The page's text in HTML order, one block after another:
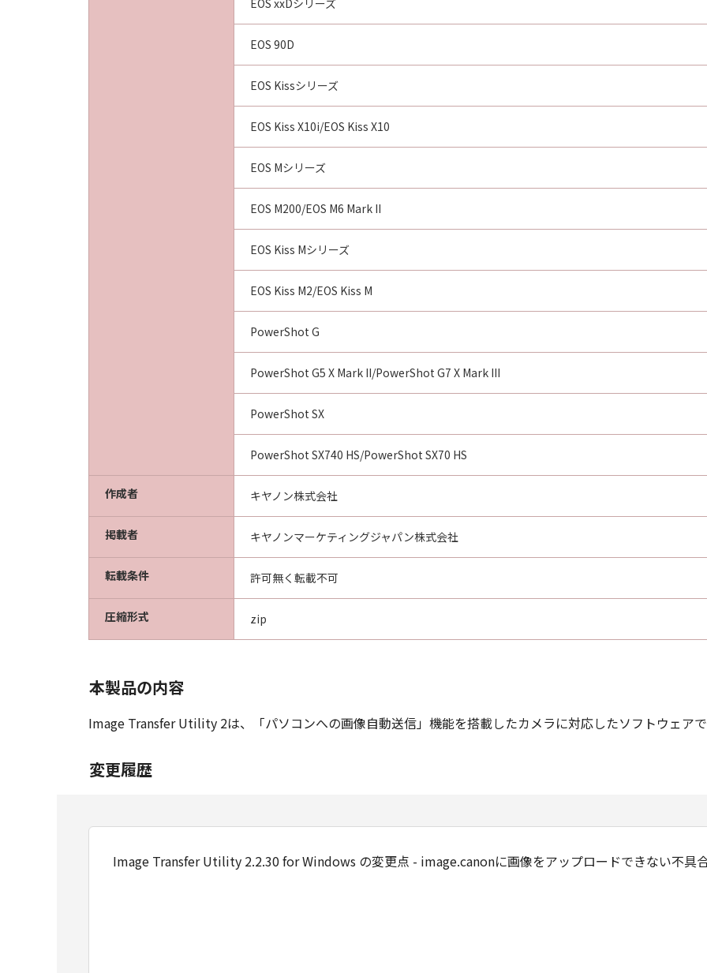
EOS xxDシリーズ
EOS 90D
EOS Kissシリーズ
EOS Kiss X10i/EOS Kiss X10
EOS Mシリーズ
EOS M200/EOS M6 Mark II
EOS Kiss Mシリーズ
EOS Kiss M2/EOS Kiss M
PowerShot G
PowerShot G5 X Mark II/PowerShot G7 X Mark III
PowerShot SX
PowerShot SX740 HS/PowerShot SX70 HS
作成者 キヤノン株式会社
掲載者 キヤノンマーケティングジャパン株式会社
転載条件 許可無く転載不可
圧縮形式 zip
本製品の内容
Image Transfer Utility 2は、「パソコンへの画像自動送信」機能を搭載したカメラに対応したソフトウェアで
変更履歴
Image Transfer Utility 2.2.30 for Windows の変更点 - image.canonに画像をアップロードできない不具合